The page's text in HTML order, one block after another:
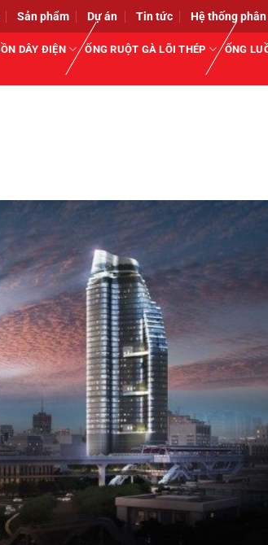
Sản phẩm Dự án Tin tức Hệ thống
DÂY ĐIỆN ỐNG RUỘT GÀ LÕI THÉP ỐNG